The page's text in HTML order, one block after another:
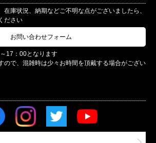
在庫状況、納期などご不明な点がございましたら、
ださい
お問い合わせフォーム
17：00となります
ので、混雑時は少々お時間を頂戴する場合がござい